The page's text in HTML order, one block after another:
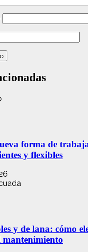
forma de
y flexibles
y de lana: cómo
mantenimiento